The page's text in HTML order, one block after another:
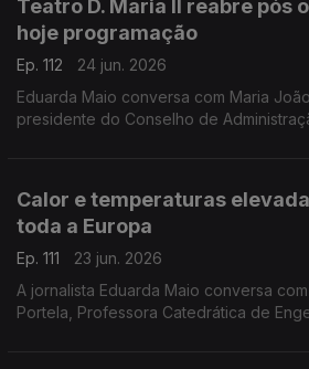
Teatro D. Maria II reabre pós
hoje programação
Ep. 112
24 jun. 2026
Eduarda Maio conversa com Maria
presidente do Conselho de
Calor e temperaturas
toda a Europa
Ep. 111
23 jun. 2026
A jornalista Eduarda Maio conversa
Portela, Professora Catedrática de